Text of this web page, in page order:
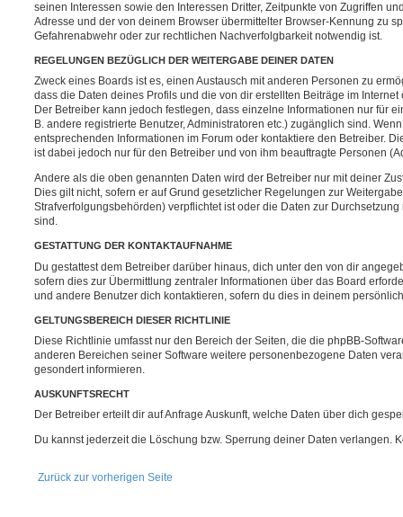
seinen Interessen sowie den Interessen Dritter, Zeitpunkte von Zugriffen
Adresse und der von deinem Browser übermittelter Browser-Kennung zu
Gefahrenabwehr oder zur rechtlichen Nachverfolgbarkeit notwendig ist.
REGELUNGEN BEZÜGLICH DER WEITERGABE DEINER DATEN
Zweck eines Boards ist es, einen Austausch mit anderen Personen zu
dass die Daten deines Profils und die von dir erstellten Beiträge im
Der Betreiber kann jedoch festlegen, dass einzelne Informationen nur für
B. andere registrierte Benutzer, Administratoren etc.) zugänglich sind.
entsprechenden Informationen im Forum oder kontaktiere den Betreiber.
ist dabei jedoch nur für den Betreiber und von ihm beauftragte Personen
Andere als die oben genannten Daten wird der Betreiber nur mit deiner
Dies gilt nicht, sofern er auf Grund gesetzlicher Regelungen zur
Strafverfolgungsbehörden) verpflichtet ist oder die Daten zur
sind.
GESTATTUNG DER KONTAKTAUFNAHME
Du gestattest dem Betreiber darüber hinaus, dich unter den von dir
sofern dies zur Übermittlung zentraler Informationen über das Board
und andere Benutzer dich kontaktieren, sofern du dies in deinem
GELTUNGSBEREICH DIESER RICHTLINIE
Diese Richtlinie umfasst nur den Bereich der Seiten, die die phpBB-
anderen Bereichen seiner Software weitere personenbezogene Daten
gesondert informieren.
AUSKUNFTSRECHT
Der Betreiber erteilt dir auf Anfrage Auskunft, welche Daten über dich
Du kannst jederzeit die Löschung bzw. Sperrung deiner Daten verlangen.
Zurück zur vorherigen Seite